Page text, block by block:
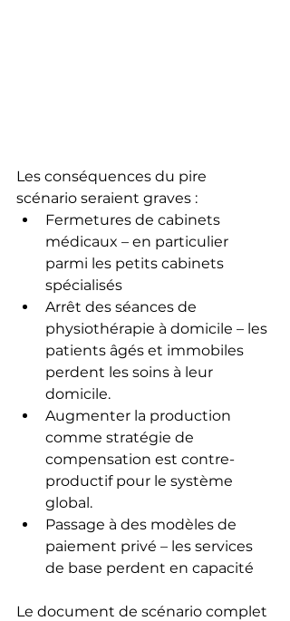
Les conséquences du pire
scénario seraient graves :
Fermetures de cabinets
médicaux – en particulier
parmi les petits cabinets
spécialisés
Arrêt des séances de
physiothérapie à domicile – les
patients âgés et immobiles
perdent les soins à leur
domicile.
Augmenter la production
comme stratégie de
compensation est contre-
productif pour le système
global.
Passage à des modèles de
paiement privé – les services
de base perdent en capacité
Le document de scénario complet